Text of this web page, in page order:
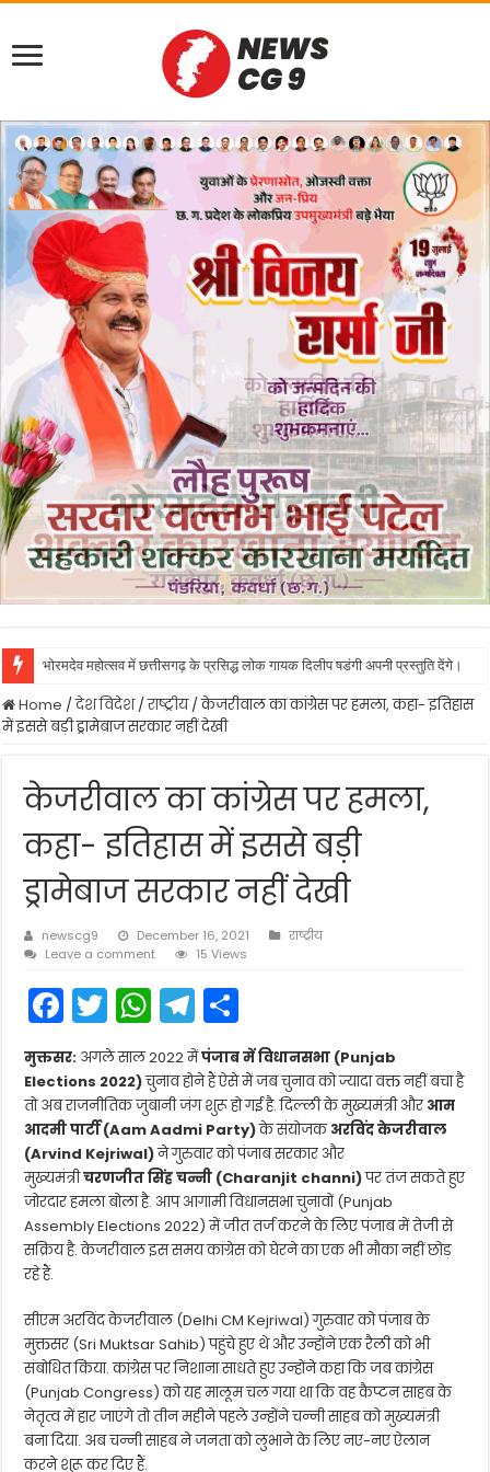
भोरमदेव महोत्सव में छत्तीसगढ़ के प्रसिद्ध लोक गायक दिलीप षडंगी अपनी प्रस्तुति देंगे।
Home /देश विदेश/राष्ट्रीय/केजरीवाल का कांग्रेस पर हमला, कहा- इतिहास
में इससे बड़ी ड्रामेबाज सरकार नहीं देखी
केजरीवाल का कांग्रेस पर हमला,
कहा- इतिहास में इससे बड़ी
ड्रामेबाज सरकार नहीं देखी
newscg9 December 16, 2021
राष्ट्रीय
Leave a comment
15 Views
F
a
c
e
b
o
o
k
T
w
itt
er
W
h
a
ts
A
p
p
T
el
e
gr
a
m
h
ar
e
मुक्तसर: अगले साल 2022 मेंपंजाब में विधानसभा (Punjab
Elections 2022)चुनाव होने हैं ऐसे में जब चुनाव को ज्यादा वक्त नहीं बचा है
तो अब राजनीतिक जुबानी जंग शुरू हो गई है. दिल्ली के मुख्यमंत्री और आम
आदमी पार्टी (Aam Aadmi Party)के संयोजकअरविंद केजरीवाल
(Arvind Kejriwal)ने गुरुवार को पंजाब सरकार और
मुख्यमंत्रीचरणजीत सिंह चन्नी (Charanjit channi)पर तंज सकते हुए
जोरदार हमला बोला है. आप आगामी विधानसभा चुनावों (Punjab
Assembly Elections 2022) में जीत तर्ज करने के लिए पंजाब में तेजी से
सक्रिय है. केजरीवाल इस समय कांग्रेस को घेरने का एक भी मौका नहीं छोड़
रहे हैं.
सीएम अरविंद केजरीवाल (Delhi CM Kejriwal) गुरुवार को पंजाब के
मुक्तसर (Sri Muktsar Sahib) पहुंचे हुए थे और उन्होंने एक रैली को भी
संबोधित किया. कांग्रेस पर निशाना साधते हुए उन्होंने कहा कि जब कांग्रेस
(Punjab Congress) को यह मालूम चल गया था कि वह कैप्टन साहब के
नेतृत्व में हार जाएंगे तो तीन महीने पहले उन्होंने चन्नी साहब को मुख्यमंत्री
बना दिया. अब चन्नी साहब ने जनता को लुभाने के लिए नए-नए ऐलान
करने शुरू कर दिए हैं.